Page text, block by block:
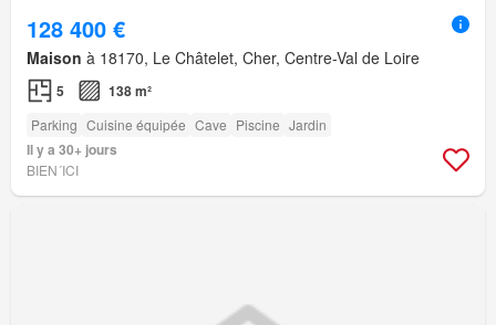
128 400 €
Maison à 18170, Le Châtelet, Cher, Centre-Val de Loire
5 138 m²
Parking Cuisine équipée Cave Piscine Jardin
Il y a 30+ jours
BIEN´ICI